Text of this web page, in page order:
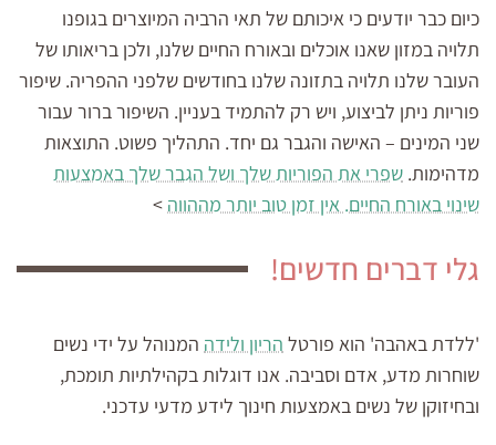
כיום כבר יודעים כי איכותם של תאי הרביה המיוצרים בגופנו
תלויה במזון שאנו אוכלים ובאורח החיים שלנו, ולכן בריאותו של
העובר שלנו תלויה בתזונה שלנו בחודשים שלפני ההפריה. שיפור
פוריות ניתן לביצוע, ויש רק להתמיד בעניין. השיפור ברור עבור
שני המינים – האישה והגבר גם יחד. התהליך פשוט. התוצאות
מדהימות. שפרי את הפוריות שלך ושל הגבר שלך באמצעות
שינוי באורח החיים. אין זמן טוב יותר מההווה >
גלי דברים חדשים!
'ללדת באהבה' הוא פורטל הריון ולידה המנוהל על ידי נשים
שוחרות מדע, אדם וסביבה. אנו דוגלות בקהילתיות תומכת,
ובחיזוקן של נשים באמצעות חינוך לידע מדעי עדכני.